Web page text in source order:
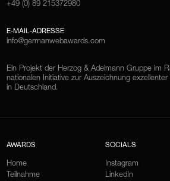
+49 (0) 89 215372980
E-MAIL-ADRESSE
info@germanwebawards.com
Ein Projekt der Herzog & Adelmann Gruppe im
nationalen Initiative zur Auszeichnung
in Deutschland.
AWARDS
Home
Teilnahme
SOCIALS
Instagram
LinkedIn